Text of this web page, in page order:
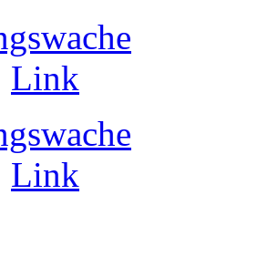
Link
Link